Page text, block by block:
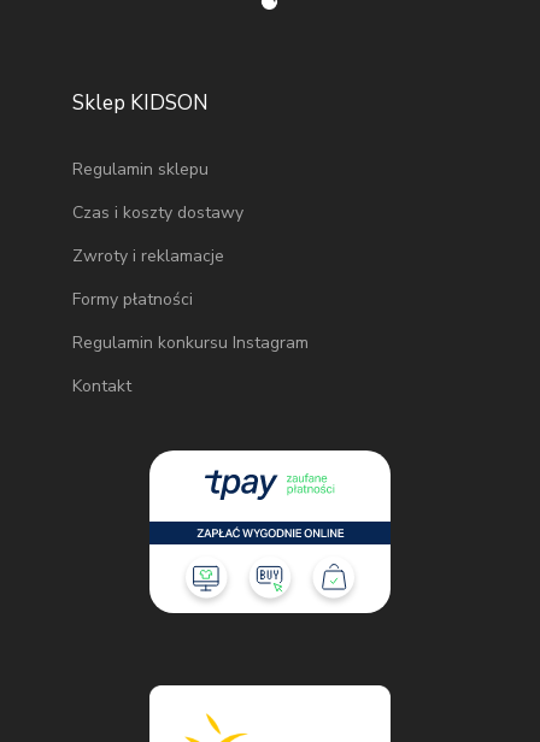
Sklep KIDSON
Regulamin sklepu
Czas i koszty dostawy
Zwroty i reklamacje
Formy płatności
Regulamin konkursu Instagram
Kontakt